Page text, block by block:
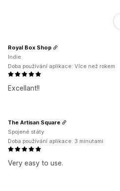
Excellant!!
Royal Box Shop
Indie
Doba používání aplikace: Více než rokem
Very easy to use.
The Artisan Square
Spojené státy
Doba používání aplikace: 3 minutami